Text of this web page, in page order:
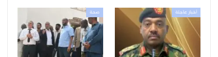
أخبار عاجلة صحة